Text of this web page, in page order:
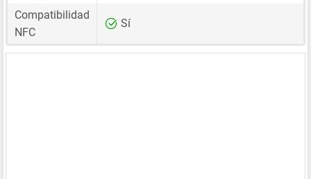
Compatibilidad
NFC
Sí